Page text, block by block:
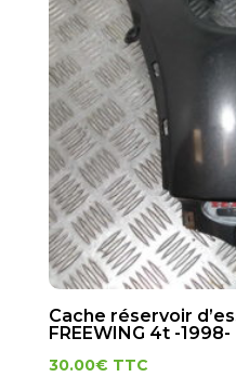
Cache réservoir
FREEWING 4t -1998-
30.00€ TTC